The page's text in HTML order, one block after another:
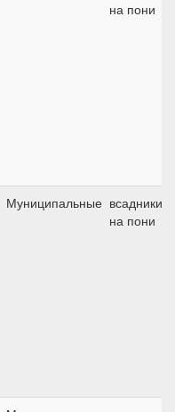
на пони
Муниципальные всадники
на пони